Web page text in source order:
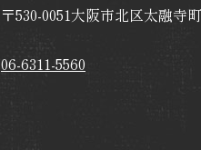
〒530-0051大阪市北区太融寺
06-6311-5560